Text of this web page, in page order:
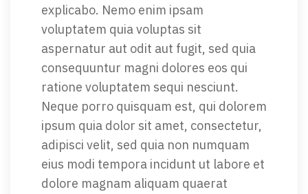
explicabo. Nemo enim ipsam
voluptatem quia voluptas sit
aspernatur aut odit aut fugit, sed quia
consequuntur magni dolores eos qui
ratione voluptatem sequi nesciunt.
Neque porro quisquam est, qui dolorem
ipsum quia dolor sit amet, consectetur,
adipisci velit, sed quia non numquam
eius modi tempora incidunt ut labore et
dolore magnam aliquam quaerat